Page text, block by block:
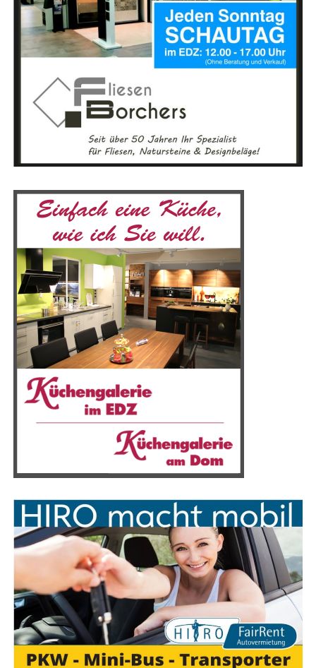
Mit die­sen Wor­ten wur­de deut­lich, dass die Zukunft der
MEYER Werft und des Stand­orts Papen­burg sowohl
Chan­cen als auch Her­aus­for­de­run­gen bie­tet. Die neue
Part­ner­schaft zwi­schen Bund, Land und der Werft setzt
ein star­kes Signal für eine posi­ti­ve Ent­wick­lung und
lang­fris­ti­ge Stabilität.